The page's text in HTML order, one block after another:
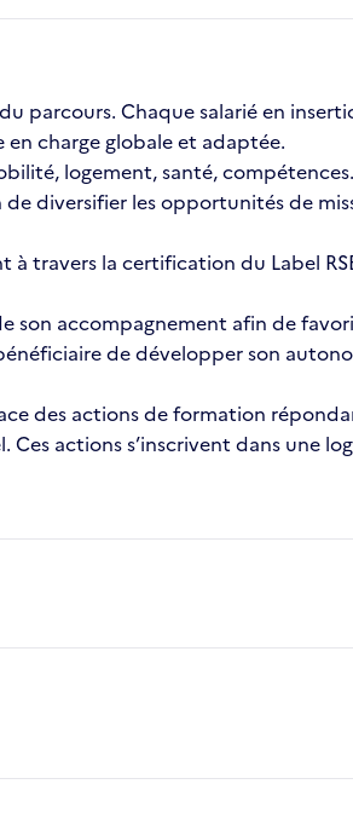
parcours. Chaque salarié en
en charge globale et adaptée.
logement, santé,
diversifier les opportunités de
la certification du Label
son accompagnement afin de
de développer son
des actions de formation
actions s’inscrivent dans une